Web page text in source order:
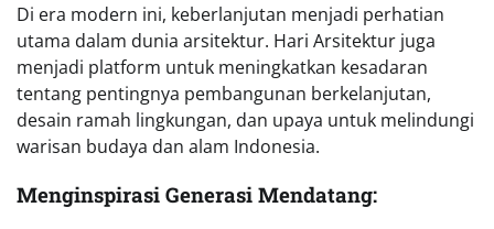
Di era modern ini, keberlanjutan menjadi perhatian
utama dalam dunia arsitektur. Hari Arsitektur juga
menjadi platform untuk meningkatkan kesadaran
tentang pentingnya pembangunan berkelanjutan,
desain ramah lingkungan, dan upaya untuk melindungi
warisan budaya dan alam Indonesia.
Menginspirasi Generasi Mendatang: